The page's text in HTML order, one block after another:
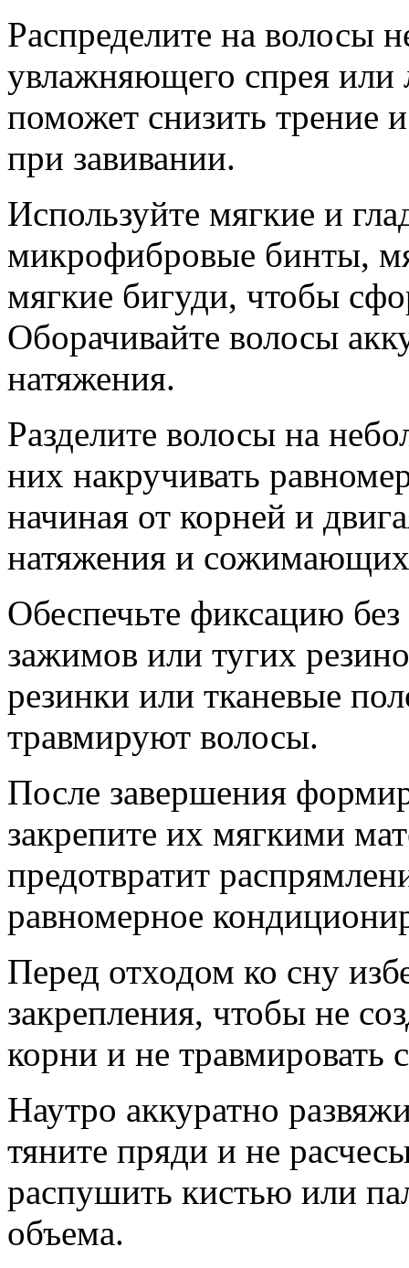
Распределите на волосы
увлажняющего спрея или
поможет снизить трение
при завивании.
Используйте мягкие и
микрофибровые бинты,
мягкие бигуди, чтобы
Оборачивайте волосы
натяжения.
Разделите волосы на
них накручивать
начиная от корней и
натяжения и
Обеспечьте фиксацию
зажимов или тугих
резинки или тканевые
травмируют волосы.
После завершения
закрепите их мягкими
предотвратит
равномерное
Перед отходом ко сну
закрепления, чтобы не
корни и не травмировать
Наутро аккуратно
тяните пряди и не
распушить кистью или
объема.